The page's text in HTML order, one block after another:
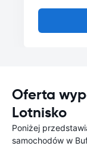
Oferta
Lotnisko
Poniżej
samochodów w